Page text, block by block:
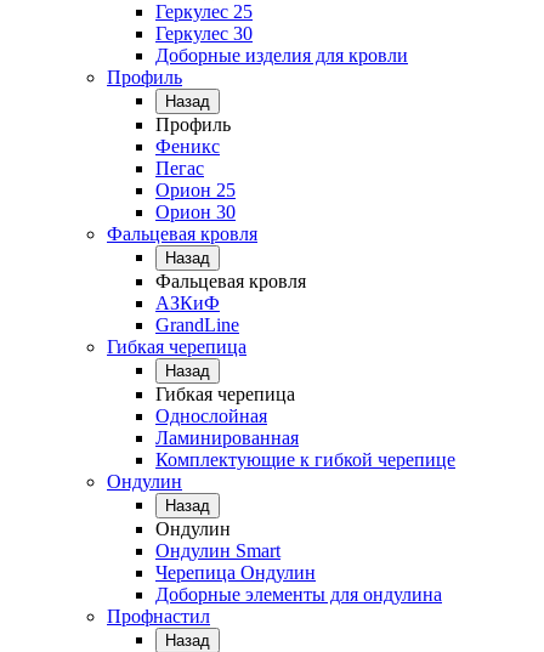
Геркулес 25
Геркулес 30
Доборные изделия для кровли
Профиль
Назад
Профиль
Феникс
Пегас
Орион 25
Орион 30
Фальцевая кровля
Назад
Фальцевая кровля
АЗКиФ
GrandLine
Гибкая черепица
Назад
Гибкая черепица
Однослойная
Ламинированная
Комплектующие к гибкой черепице
Ондулин
Назад
Ондулин
Ондулин Smart
Черепица Ондулин
Доборные элементы для ондулина
Профнастил
Назад